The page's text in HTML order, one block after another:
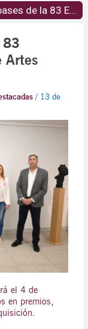
de la 83 E...
83
Artes
/ 13 de
el 4 de
en premios,